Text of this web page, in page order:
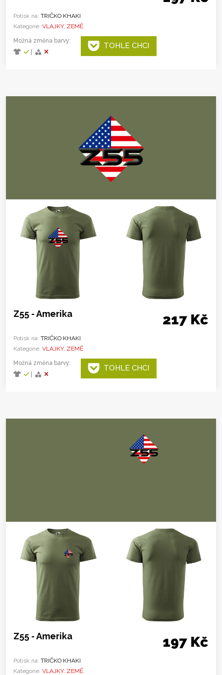
Potisk na: TRIČKO KHAKI
Kategorie: VLAJKY, ZEMĚ
Možná změna barvy:
TOHLE CHCI
Z55 - Amerika 217 Kč
Potisk na: TRIČKO KHAKI
Kategorie: VLAJKY, ZEMĚ
Možná změna barvy:
TOHLE CHCI
Z55 - Amerika 197 Kč
Potisk na: TRIČKO KHAKI
Kategorie: VLAJKY, ZEMĚ